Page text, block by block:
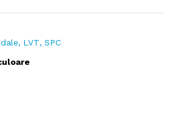
LVT, SPC